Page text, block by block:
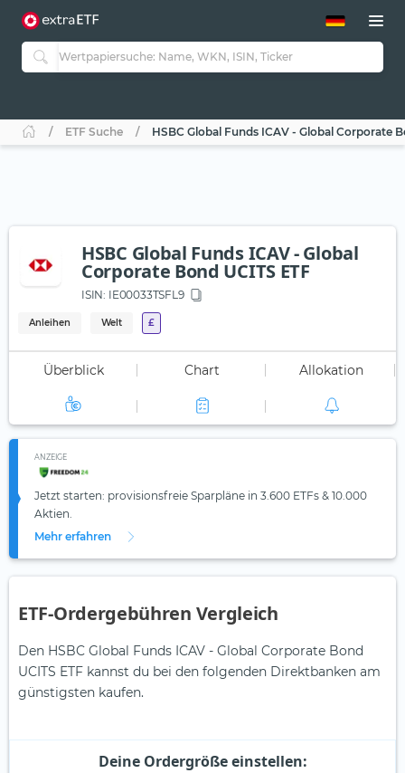
ETF-Guide 2.0
Guide Aktive ETFs
ETF-Sparpläne
ETF Suche HSBC Global Funds ICAV - Global Corporate
HSBC Global Funds ICAV - Global
Corporate Bond UCITS ETF
ISIN: IE00033TSFL9
Anleihen Welt £
Überblick Chart Allokation
ANZEIGE
Jetzt starten: provisionsfreie Sparpläne in 3.600 ETFs & 10.000
Aktien.
Mehr erfahren
ETF-Ordergebühren Vergleich
Den HSBC Global Funds ICAV - Global Corporate Bond
UCITS ETF kannst du bei den folgenden Direktbanken am
günstigsten kaufen.
Deine Ordergröße einstellen: